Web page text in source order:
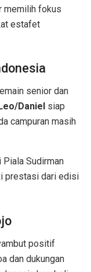
memilih fokus
estafet
senior dan
Leo/Daniel siap
campuran masih
Piala Sudirman
prestasi dari edisi
positif
dan dukungan